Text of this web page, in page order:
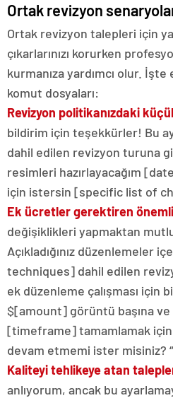
Ortak revizyon
Ortak revizyon talepleri için
çıkarlarınızı korurken
kurmanıza yardımcı olur.
komut dosyaları:
Revizyon politikanızdaki
bildirim için teşekkürler! Bu
dahil edilen revizyon turuna
resimleri hazırlayacağım
için istersin [specific list of
Ek ücretler gerektiren
değişiklikleri yapmaktan
Açıkladığınız düzenlemeler
techniques] dahil edilen
ek düzenleme çalışması için
$[amount] görüntü başına ve
[timeframe] tamamlamak
devam etmemi ister misiniz? “
Kaliteyi tehlikeye atan
anlıyorum, ancak bu